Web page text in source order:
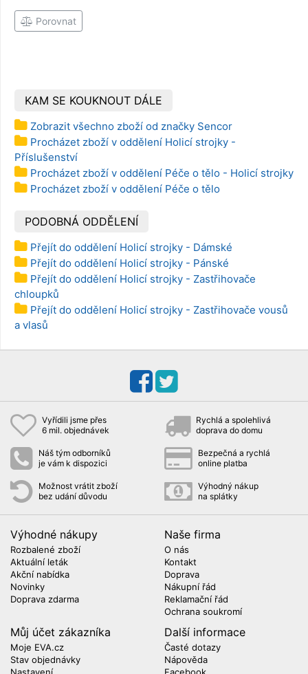
Porovnat
KAM SE KOUKNOUT DÁLE
Zobrazit všechno zboží od značky Sencor
Procházet zboží v oddělení Holicí strojky -
Příslušenství
Procházet zboží v oddělení Péče o tělo - Holicí strojky
Procházet zboží v oddělení Péče o tělo
PODOBNÁ ODDĚLENÍ
Přejít do oddělení Holicí strojky - Dámské
Přejít do oddělení Holicí strojky - Pánské
Přejít do oddělení Holicí strojky - Zastřihovače
chloupků
Přejít do oddělení Holicí strojky - Zastřihovače vousů
a vlasů
Vyřídili jsme přes
6 mil. objednávek
Rychlá a spolehlivá
doprava do domu
Náš tým odborníků
je vám k dispozici
Bezpečná a rychlá
online platba
Možnost vrátit zboží
bez udání důvodu
Výhodný nákup
na splátky
Výhodné nákupy
Rozbalené zboží
Aktuální leták
Akční nabídka
Novinky
Doprava zdarma
Naše firma
O nás
Kontakt
Doprava
Nákupní řád
Reklamační řád
Ochrana soukromí
Můj účet zákazníka
Moje EVA.cz
Stav objednávky
Další informace
Časté dotazy
Nápověda